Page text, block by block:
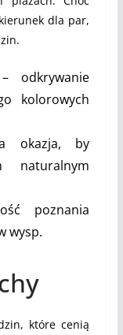
dla par,
odkrywanie
kolorowych
okazja, by
poznania
wysp.
które cenią